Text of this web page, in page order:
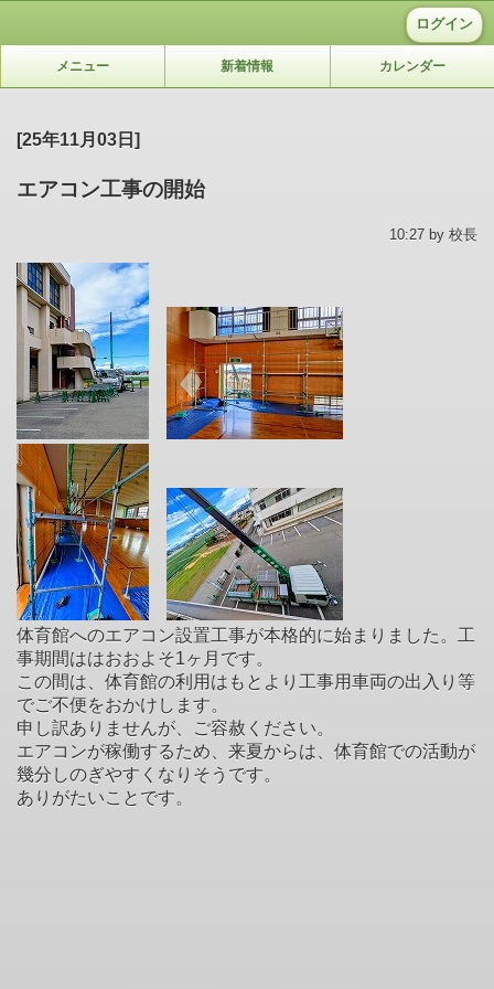
ログイン
メニュー 新着情報 カレンダー
[25年11月03日]
エアコン工事の開始
10:27 by 校長
体育館へのエアコン設置工事が本格的に始まりました。工
事期間ははおおよそ1ヶ月です。
この間は、体育館の利用はもとより工事用車両の出入り等
でご不便をおかけします。
申し訳ありませんが、ご容赦ください。
エアコンが稼働するため、来夏からは、体育館での活動が
幾分しのぎやすくなりそうです。
ありがたいことです。